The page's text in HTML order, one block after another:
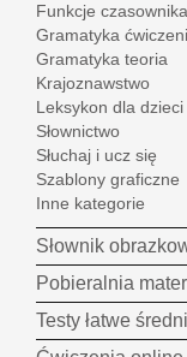
Funkcje czasownika
Gramatyka
Gramatyka teoria
Krajoznawstwo
Leksykon dla dzieci
Słownictwo
Słuchaj i ucz się
Szablony graficzne
Inne kategorie
Słownik
Pobieralnia
Testy łatwe